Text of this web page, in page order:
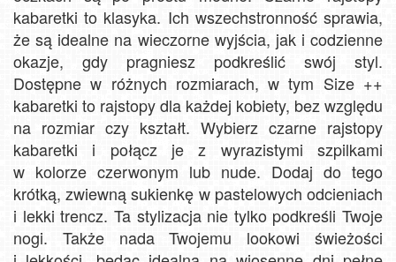
kabaretki to klasyka. Ich wszechstronność sprawia,
że są idealne na wieczorne wyjścia, jak i codzienne
okazje, gdy pragniesz podkreślić swój styl.
Dostępne w różnych rozmiarach, w tym Size ++
kabaretki to rajstopy dla każdej kobiety, bez względu
na rozmiar czy kształt. Wybierz czarne rajstopy
kabaretki i połącz je z wyrazistymi szpilkami
w kolorze czerwonym lub nude. Dodaj do tego
krótką, zwiewną sukienkę w pastelowych odcieniach
i lekki trencz. Ta stylizacja nie tylko podkreśli Twoje
nogi. Także nada Twojemu lookowi świeżości